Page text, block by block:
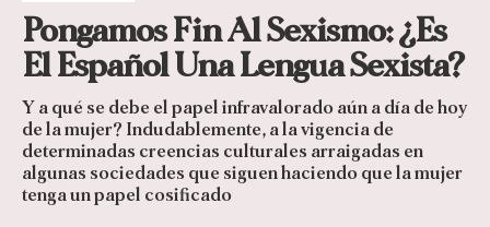
Pongamos Fin Al Sexismo: ¿Es
El Español Una Lengua Sexista?
Y a qué se debe el papel infravalorado aún a día de hoy
de la mujer? Indudablemente, a la vigencia de
determinadas creencias culturales arraigadas en
algunas sociedades que siguen haciendo que la mujer
tenga un papel cosificado